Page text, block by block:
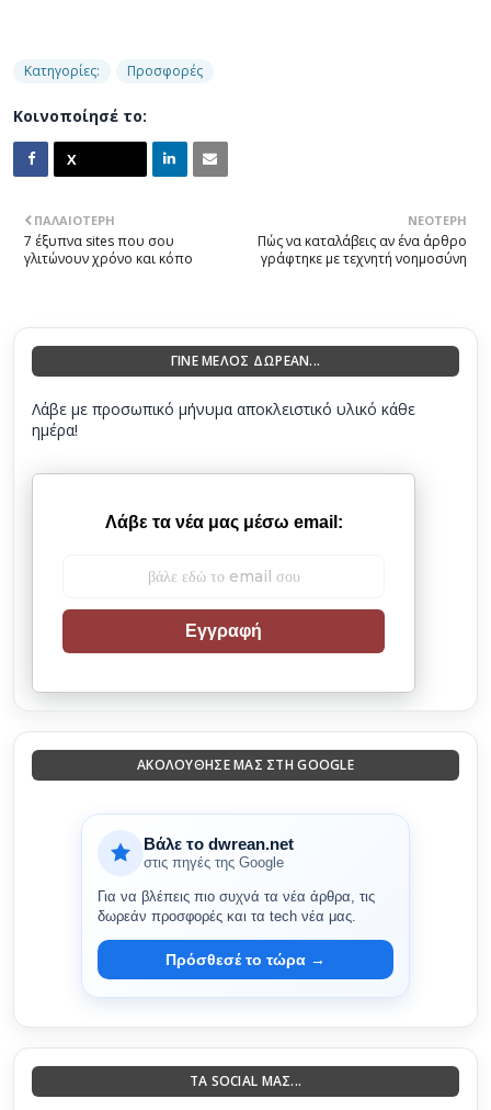
Κατηγορίες: Προσφορές
Κοινοποίησέ το:
ΝΕΌΤΕΡΗ
Πώς να καταλάβεις αν ένα άρθρο
γράφτηκε με τεχνητή νοημοσύνη
ΠΑΛΑΙΌΤΕΡΗ
7 έξυπνα sites που σου
γλιτώνουν χρόνο και κόπο
ΓΙΝΕ ΜΕΛΟΣ ΔΩΡΕΑΝ...
Λάβε με προσωπικό μήνυμα αποκλειστικό υλικό κάθε
ημέρα!
Λάβε τα νέα μας μέσω email:
Εγγραφή
ΑΚΟΛΟΎΘΗΣΈ ΜΑΣ ΣΤΗ GOOGLE
Βάλε το dwrean.net
στις πηγές της Google
Για να βλέπεις πιο συχνά τα νέα άρθρα, τις
δωρεάν προσφορές και τα tech νέα μας.
Πρόσθεσέ το τώρα →
ΤΑ SOCIAL ΜΑΣ...